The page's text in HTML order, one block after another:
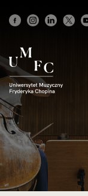
główna